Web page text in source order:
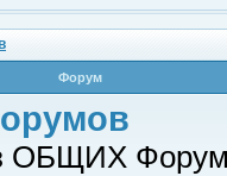
Форум
ОБЩИХ